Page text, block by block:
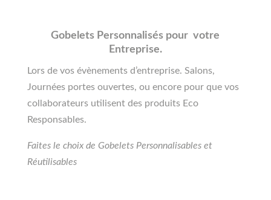
Gobelets Personnalisés pour votre
Entreprise.
Lors de vos évènements d’entreprise. Salons,
Journées portes ouvertes, ou encore pour que vos
collaborateurs utilisent des produits Eco
Responsables.
Faites le choix de Gobelets Personnalisables et
Réutilisables